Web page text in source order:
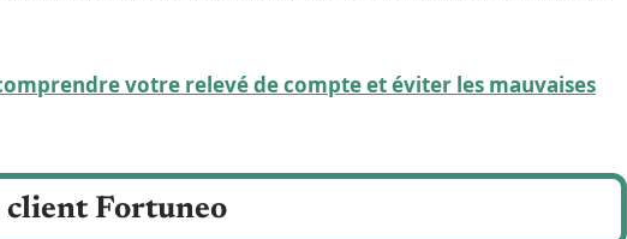
votre relevé de compte et éviter les mauvaises
client Fortuneo